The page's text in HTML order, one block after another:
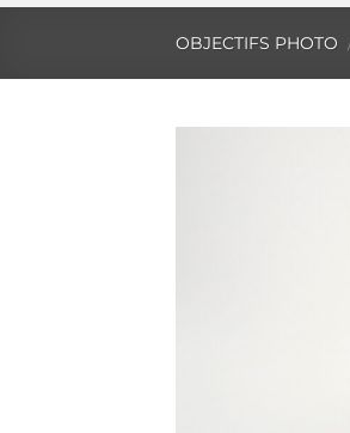
OBJECTIFS PHOTO